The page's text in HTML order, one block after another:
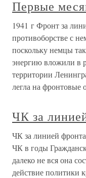
Первые
1941 г Фронт за
противоборстве с
поскольку немцы
энергию вложили в
территории
легла на фронтовые
ЧК за
ЧК за линией фронта
ЧК в годы
далеко не вся она
действие политики